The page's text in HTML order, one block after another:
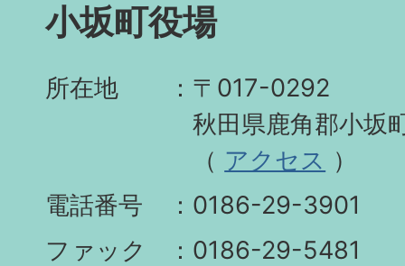
小坂町役場
所在地
〒017-0292
秋田県鹿角郡小坂
（ アクセス ）
電話番号
0186-29-3901
ファック
0186-29-5481